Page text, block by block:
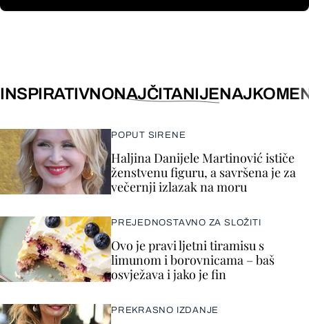
INSPIRATIVNONAJČITANIJE
POPUT SIRENE
Haljina Danijele Martinović ističe
ženstvenu figuru, a savršena je za
večernji izlazak na moru
PREJEDNOSTAVNO ZA SLOŽITI
Ovo je pravi ljetni tiramisu s
limunom i borovnicama – baš
osvježava i jako je fin
PREKRASNO IZDANJE